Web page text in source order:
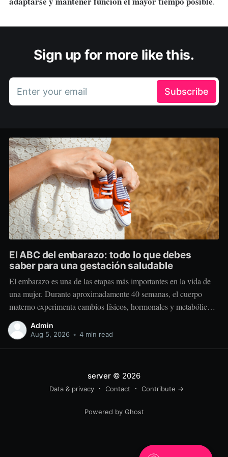
Sign up for more like this.
Enter your email Subscribe
El ABC del embarazo: todo lo que debes
saber para una gestación saludable
El embarazo es una de las etapas más importantes en la vida de
una mujer. Durante aproximadamente 40 semanas, el cuerpo
materno experimenta cambios físicos, hormonales y metabólicos
extraordinarios para crear y sostener una nueva vida. Más allá de
“comer por dos”, el embarazo requiere comer mejor, nutrir
Admin
Aug 5, 2026 • 4 min read
server© 2026
Data & privacy Contact Contribute →
Powered by Ghost